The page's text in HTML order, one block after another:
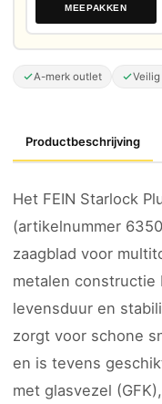
MEEPAKKEN
A-merk outlet
Productbeschrijving
Het FEIN Starlock
(artikelnummer
zaagblad voor
metalen constructie
levensduur en
zorgt voor schone
en is tevens
met glasvezel